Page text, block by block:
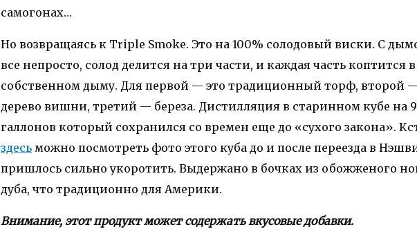
самогонах…
Но возвращаясь к Triple Smoke. Это на 100% солодовый виски. С
все непросто, солод делится на три части, и каждая часть коптится
собственном дыму. Для первой — это традиционный торф, второй
дерево вишни, третий — береза. Дистилляция в старинном кубе на
галлонов который сохранился со времен еще до «сухого закона».
здесь можно посмотреть фото этого куба до и после переезда в
пришлось сильно укоротить. Выдержано в бочках из обожженого
дуба, что традиционно для Америки.
Внимание, этот продукт может содержать вкусовые добавки.